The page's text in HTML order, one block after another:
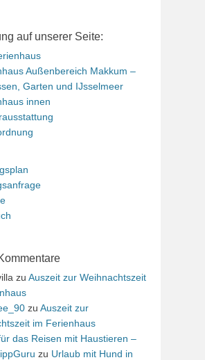
auf unserer Seite:
Außenbereich Makkum –
Garten und IJsselmeer
innen
zu Auszeit zur Weihnachtszeit
zu Auszeit zur
im Ferienhaus
das Reisen mit Haustieren –
zu Urlaub mit Hund in